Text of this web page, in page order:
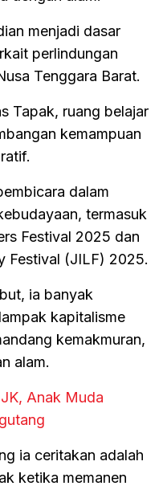
menjadi dasar
perlindungan
Tenggara Barat.
Tapak, ruang belajar
kemampuan
dalam
termasuk
Festival 2025 dan
Festival (JILF) 2025.
ia banyak
kapitalisme
kemakmuran,
alam.
Anak Muda
ia ceritakan adalah
ketika memanen